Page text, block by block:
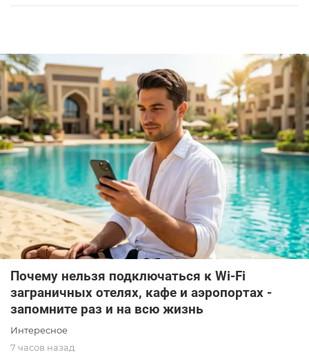
Почему нельзя подключаться к Wi-Fi
заграничных отелях, кафе и аэропортах -
запомните раз и на всю жизнь
Интересное
7 часов назад